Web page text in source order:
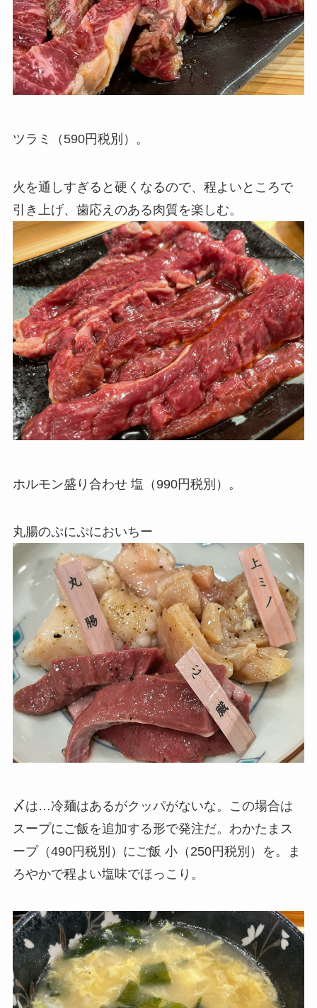
ツラミ（590円税別）。
火を通しすぎると硬くなるので、程よいところで
引き上げ、歯応えのある肉質を楽しむ。
ホルモン盛り合わせ 塩（990円税別）。
丸腸のぷにぷにおいちー
〆は…冷麺はあるがクッパがないな。この場合は
スープにご飯を追加する形で発注だ。わかたまス
ープ（490円税別）にご飯 小（250円税別）を。ま
ろやかで程よい塩味でほっこり。